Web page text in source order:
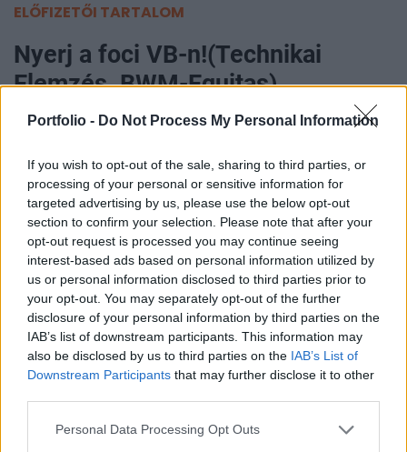
Portfolio - Do Not Process My Personal Information
If you wish to opt-out of the sale, sharing to third parties, or
processing of your personal or sensitive information for
targeted advertising by us, please use the below opt-out
section to confirm your selection. Please note that after your
opt-out request is processed you may continue seeing
interest-based ads based on personal information utilized by
us or personal information disclosed to third parties prior to
your opt-out. You may separately opt-out of the further
disclosure of your personal information by third parties on the
IAB’s list of downstream participants. This information may
also be disclosed by us to third parties on the IAB’s List of
Downstream Participants that may further disclose it to other
Personal Data Processing Opt Outs
ELŐFIZETŐI TARTALOM
Nyerj a foci VB-n!(Technikai
Elemzés, BWM-Equitas)
Portfolio
Kevesebb, mint egy hónapot kell várnunk a 2006
labdarúgó világbajnokság első mérkőzéséig.
Egyre másra röppennek fel a hírek és elemzések
arról, hogy mely vállalatok profitálhatnak
leginkább a futballünnepből. Mi sem szeretnénk
kimaradni a divathullámból, ezért rövid technikai
elemzést teszünk közzé a világbajnokság
érdekesebb támogatóiról.
Adidas A legnagyobb fantáziát sokan egyértelműen a
sportszergyártó vállalatban látják. Ez nem meglepetés: a